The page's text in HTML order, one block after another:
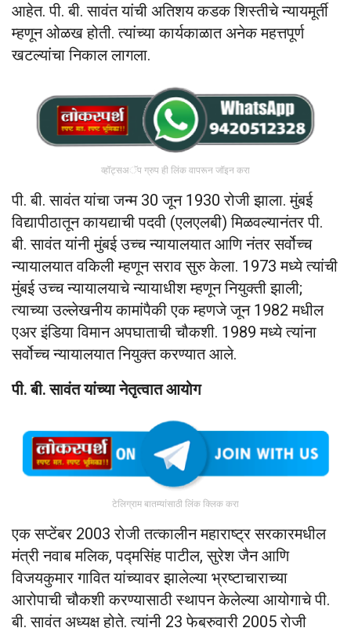
आहेत. पी. बी. सावंत यांची अतिशय कडक शिस्तीचे न्यायमूर्ती
म्हणून ओळख होती. त्यांच्या कार्यकाळात अनेक महत्तपूर्ण
खटल्यांचा निकाल लागला.
व्हॉट्सअॅप ग्रुप ही लिंक वापरून जॉइन करा
पी. बी. सावंत यांचा जन्म 30 जून 1930 रोजी झाला. मुंबई
विद्यापीठातून कायद्याची पदवी (एलएलबी) मिळवल्यानंतर पी.
बी. सावंत यांनी मुंबई उच्च न्यायालयात आणि नंतर सर्वोच्च
न्यायालयात वकिली म्हणून सराव सुरु केला. 1973 मध्ये त्यांची
मुंबई उच्च न्यायालयाचे न्यायाधीश म्हणून नियुक्ती झाली;
त्याच्या उल्लेखनीय कामांपैकी एक म्हणजे जून 1982 मधील
एअर इंडिया विमान अपघाताची चौकशी. 1989 मध्ये त्यांना
सर्वोच्च न्यायालयात नियुक्त करण्यात आले.
पी. बी. सावंत यांच्या नेतृत्वात आयोग
टेलिग्राम बातम्यांसाठी लिंक क्लिक करा
एक सप्टेंबर 2003 रोजी तत्कालीन महाराष्ट्र सरकारमधील
मंत्री नवाब मलिक, पद्मसिंह पाटील, सुरेश जैन आणि
विजयकुमार गावित यांच्यावर झालेल्या भ्रष्टाचाराच्या
आरोपाची चौकशी करण्यासाठी स्थापन केलेल्या आयोगाचे पी.
बी. सावंत अध्यक्ष होते. त्यांनी 23 फेब्रुवारी 2005 रोजी